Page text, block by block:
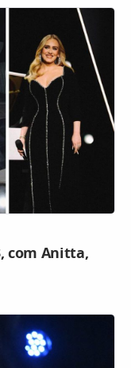
com Anitta,